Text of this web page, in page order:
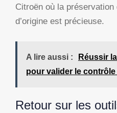
Citroën où la
d’origine est précieuse.
A lire aussi :
Réussir
pour valider le
Retour sur les